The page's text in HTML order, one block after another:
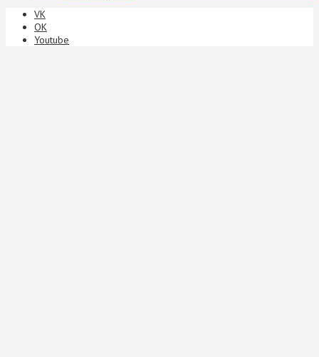
VK
ОК
Youtube